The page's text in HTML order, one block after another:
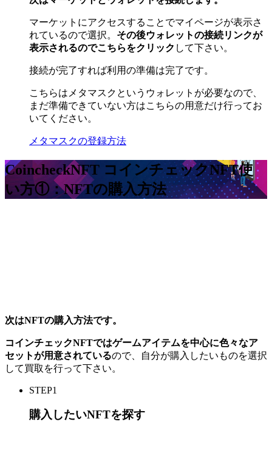
マーケットにアクセスすることでマイページが表示さ
れているので選択。 その後ウォレットの接続リンクが
表示されるのでこちらをクリック して下さい。
接続が完了すれば利用の準備は完了です。
こちらはメタマスクというウォレットが必要なので、
まだ準備できていない方はこちらの用意だけ行ってお
いてください。
メタマスクの登録方法
CoincheckNFT コインチェックNFT使
い方①：NFTの購入方法
次はNFTの購入方法です。
コインチェックNFTではゲームアイテムを中心に色々なア
セットが用意されているので、自分が購入したいものを選択
して買取を行って下さい。
STEP1
購入したいNFTを探す